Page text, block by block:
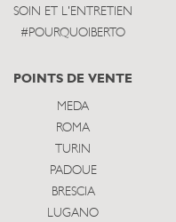
SOIN ET L'ENTRETIEN
#POURQUOIBERTO
POINTS DE VENTE
MEDA
ROMA
TURIN
PADOUE
BRESCIA
LUGANO